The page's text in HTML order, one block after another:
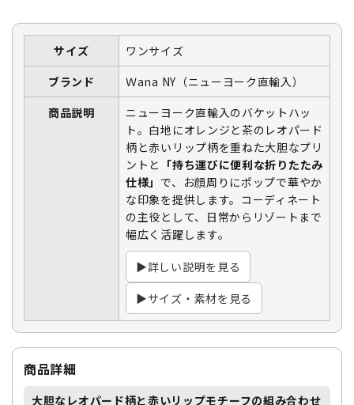
サイズ
ワンサイズ
ブランド
Ｗana NY（ニューヨーク直輸入）
商品説明
ニューヨーク直輸入のバケットハッ
ト。白地にオレンジと茶のレオパード
柄と赤いリップ柄を重ねた大胆なプリ
ントと 「持ち運びに便利な折りたたみ
仕様」 で、お顔周りにポップで華やか
な印象を提供します。コーディネート
の主役として、日常からリゾートまで
幅広く活躍します。
▶詳しい説明を見る
▶サイズ・素材を見る
商品詳細
大胆なレオパード柄と赤いリップモチーフの組み合わせ